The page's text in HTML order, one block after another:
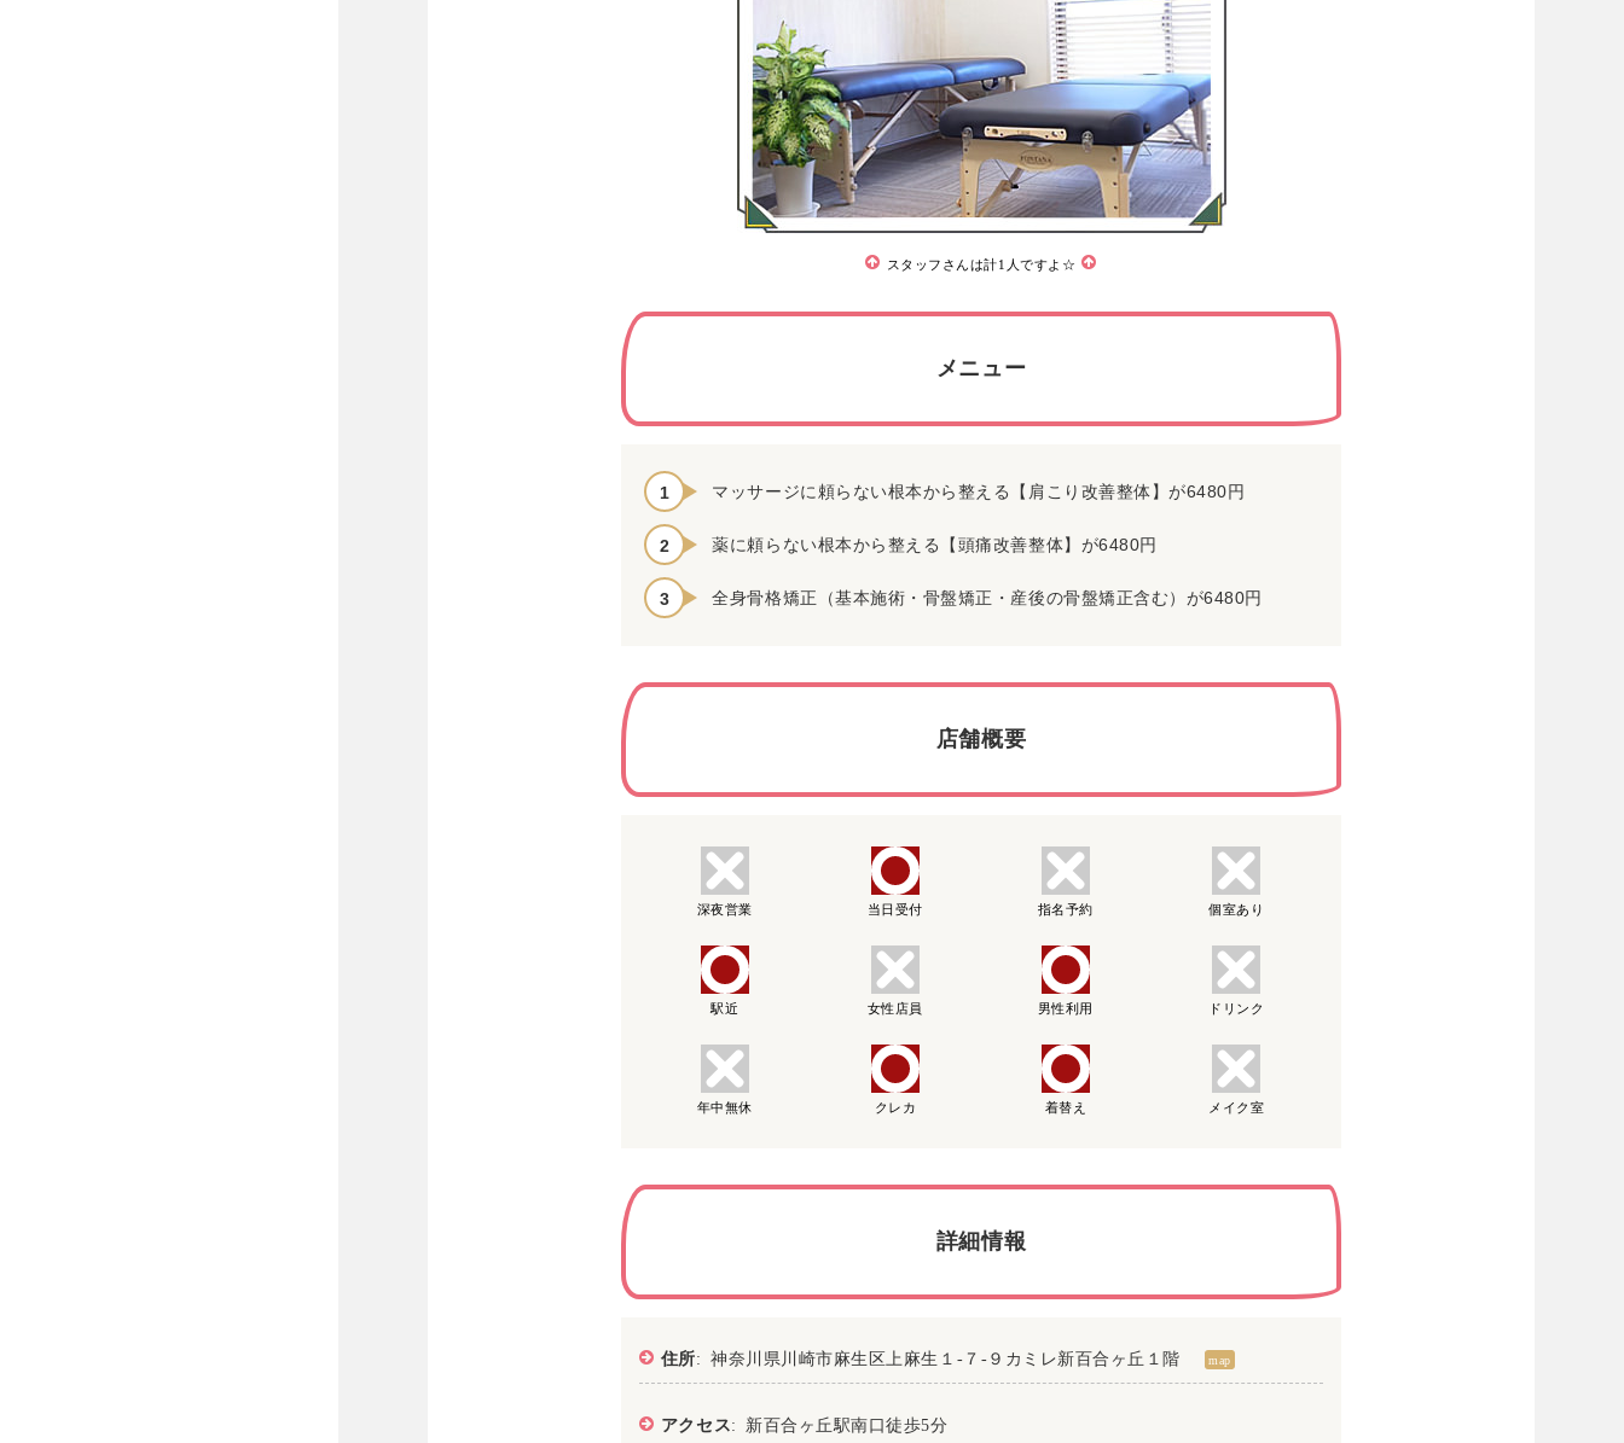
スタッフさんは計1人ですよ☆
メニュー
マッサージに頼らない根本から整える【肩こり改善整体】が6480円
薬に頼らない根本から整える【頭痛改善整体】が6480円
全身骨格矯正（基本施術・骨盤矯正・産後の骨盤矯正含む）が6480円
店舗概要
深夜営業 当日受付 指名予約 個室あり
駅近 女性店員 男性利用 ドリンク
年中無休 クレカ 着替え メイク室
詳細情報
住所: 神奈川県川崎市麻生区上麻生１-７-９カミレ新百合ヶ丘１階 map
アクセス : 新百合ヶ丘駅南口徒歩5分